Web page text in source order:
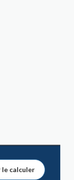
calculer